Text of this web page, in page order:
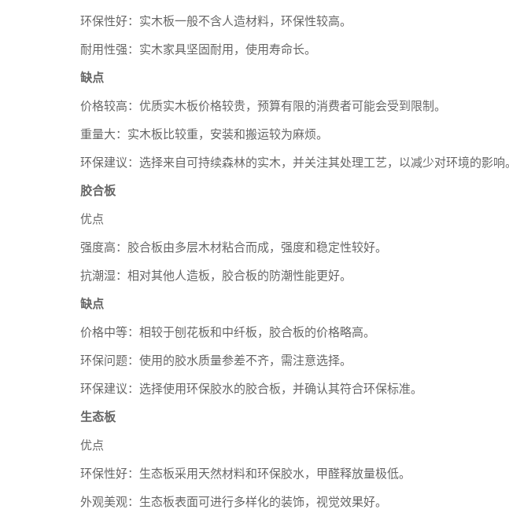
环保性好：实木板一般不含人造材料，环保性较高。
耐用性强：实木家具坚固耐用，使用寿命长。
缺点
价格较高：优质实木板价格较贵，预算有限的消费者可能会受到限制。
重量大：实木板比较重，安装和搬运较为麻烦。
环保建议：选择来自可持续森林的实木，并关注其处理工艺，以减少对环境的影响
胶合板
优点
强度高：胶合板由多层木材粘合而成，强度和稳定性较好。
抗潮湿：相对其他人造板，胶合板的防潮性能更好。
缺点
价格中等：相较于刨花板和中纤板，胶合板的价格略高。
环保问题：使用的胶水质量参差不齐，需注意选择。
环保建议：选择使用环保胶水的胶合板，并确认其符合环保标准。
生态板
优点
环保性好：生态板采用天然材料和环保胶水，甲醛释放量极低。
外观美观：生态板表面可进行多样化的装饰，视觉效果好。